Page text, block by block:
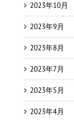
2023年10月
2023年9月
2023年8月
2023年7月
2023年5月
2023年4月